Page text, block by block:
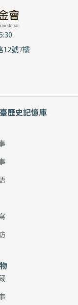
12號7樓
歷史記憶庫